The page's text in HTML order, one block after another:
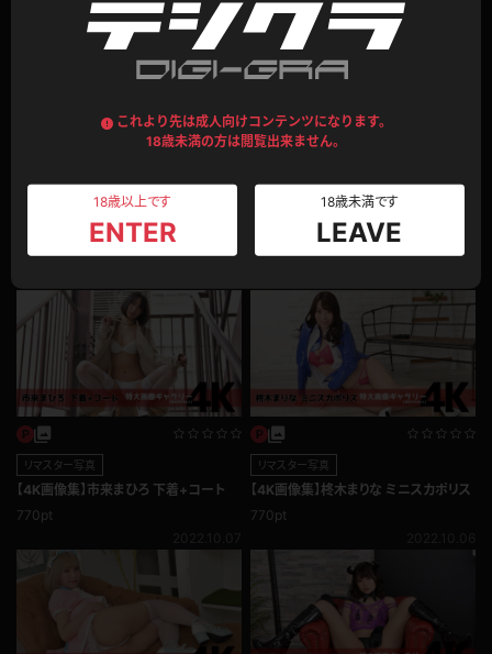
これより先は成人向けコンテンツになります。
18歳未満の方は閲覧出来ません。
18歳以上です
ENTER
18歳未満です
LEAVE
770pt
リマスター写真
【4K画像集】佳苗るか スケスケランジェ
リー、ベッドの上でM字開脚！
1,100pt
リマスター写真
【4K画像集】市来まひろ 下着+コート
770pt
リマスター写真
【4K画像集】柊木まりな ミニスカポリス
770pt